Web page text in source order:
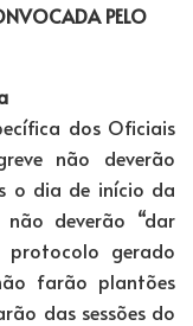
PELO
dos Oficiais
não deverão
o dia de início da
deverão “dar
protocolo gerado
farão plantões
das sessões do